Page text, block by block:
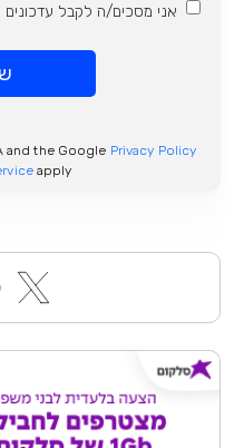
אני מסכים/ה לקבל עדכונים
and the Google Privacy Policy
apply.